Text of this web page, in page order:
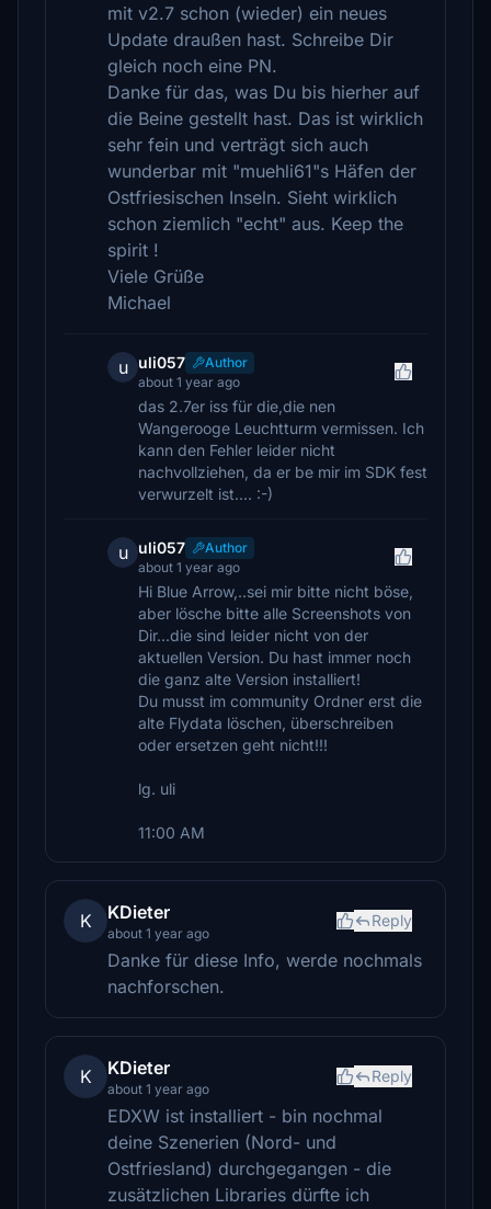
mit v2.7 schon (wieder) ein neues
Update draußen hast. Schreibe Dir
gleich noch eine PN.
Danke für das, was Du bis hierher auf
die Beine gestellt hast. Das ist wirklich
sehr fein und verträgt sich auch
wunderbar mit "muehli61"s Häfen der
Ostfriesischen Inseln. Sieht wirklich
schon ziemlich "echt" aus. Keep the
spirit !
Viele Grüße
Michael
u uli057
Author
about 1 year ago
das 2.7er iss für die,die nen
Wangerooge Leuchtturm vermissen. Ich
kann den Fehler leider nicht
nachvollziehen, da er be mir im SDK fest
verwurzelt ist.... :-)
u uli057
Author
about 1 year ago
Hi Blue Arrow,..sei mir bitte nicht böse,
aber lösche bitte alle Screenshots von
Dir...die sind leider nicht von der
aktuellen Version. Du hast immer noch
die ganz alte Version installiert!
Du musst im community Ordner erst die
alte Flydata löschen, überschreiben
oder ersetzen geht nicht!!!
lg. uli
11:00 AM
K KDieter
about 1 year ago
Reply
Danke für diese Info, werde nochmals
nachforschen.
K KDieter
about 1 year ago
Reply
EDXW ist installiert - bin nochmal
deine Szenerien (Nord- und
Ostfriesland) durchgegangen - die
zusätzlichen Libraries dürfte ich